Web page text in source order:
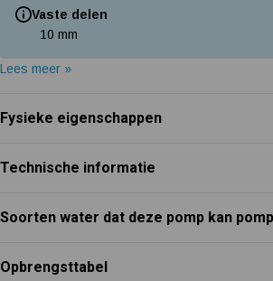
Vaste delen
10 mm
Lees meer »
Fysieke eigenschappen
Technische informatie
Soorten water dat deze pomp kan
Opbrengsttabel